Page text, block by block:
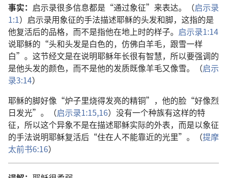
事实： 启示录很多信息都是“通过象征”来表达。（启示录
1:1）启示录用象征的手法描述耶稣的头发和脚，这指的是
他复活后的品格，而不是指他在地上时的样子。 启示录1:14
说耶稣的“头和头发是白色的，仿佛白羊毛，跟雪一样
白”。这节经文是在说明耶稣年长很有智慧，所以要强调的
是他头发的颜色，而不是他的发质既像羊毛又像雪。（启示
录3:14）
耶稣的脚好像“炉子里烧得发亮的精铜”，他的脸“好像烈
日发光”。（启示录1:15,16）没有一个种族有这样的特
征，所以这个异象不是在描述耶稣实际的外表，而是以象征
的手法说明耶稣复活后“住在人不能靠近的光里”。（提摩
太前书6:16）